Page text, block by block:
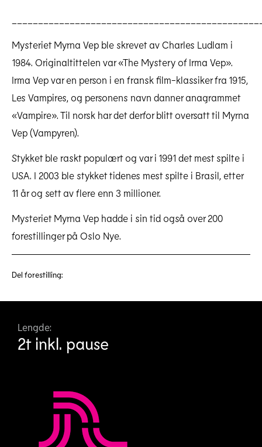
Mysteriet Myrna Vep ble skrevet av Charles Ludlam i
1984. Originaltittelen var «The Mystery of Irma Vep».
Irma Vep var en person i en fransk film-klassiker fra 1915,
Les Vampires, og personens navn danner anagrammet
«Vampire». Til norsk har det derfor blitt oversatt til Myrna
Vep (Vampyren).
Stykket ble raskt populært og var i 1991 det mest spilte i
USA. I 2003 ble stykket tidenes mest spilte i Brasil, etter
11 år og sett av flere enn 3 millioner.
Mysteriet Myrna Vep hadde i sin tid også over 200
forestillinger på Oslo Nye.
Del forestilling:
Lengde:
2t inkl. pause